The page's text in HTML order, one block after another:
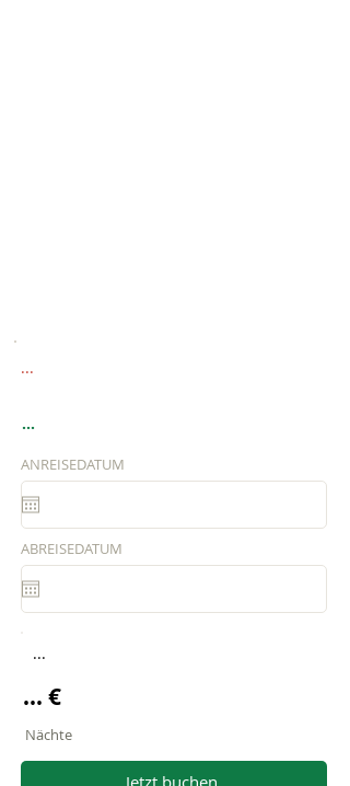
...
...
ANREISEDATUM
ABREISEDATUM
...
... €
Nächte
Jetzt buchen